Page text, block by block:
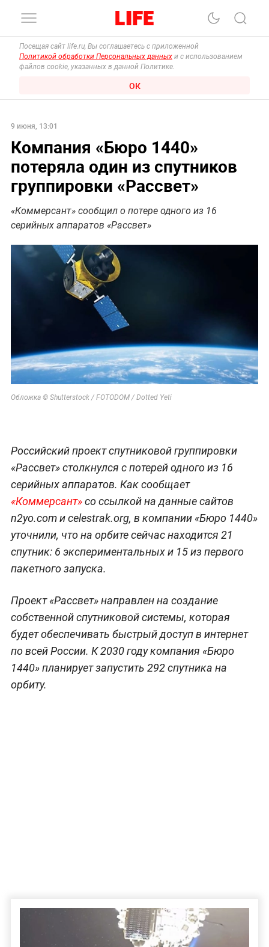
Посещая сайт life.ru, Вы соглашаетесь с приложенной
Политикой обработки Персональных данных и с использованием
файлов cookie, указанных в данной Политике.
ОК
9 июня, 13:01
Компания «Бюро 1440»
потеряла один из спутников
группировки «Рассвет»
«Коммерсант» сообщил о потере одного из 16
серийных аппаратов «Рассвет»
Обложка © Shutterstock / FOTODOM / Dotted Yeti
Российский проект спутниковой группировки
«Рассвет» столкнулся с потерей одного из 16
серийных аппаратов. Как сообщает
«Коммерсант»со ссылкой на данные сайтов
n2yo.com и celestrak.org, в компании «Бюро 1440»
уточнили, что на орбите сейчас находится 21
спутник: 6 экспериментальных и 15 из первого
пакетного запуска.
Проект «Рассвет» направлен на создание
собственной спутниковой системы, которая
будет обеспечивать быстрый доступ в интернет
по всей России. К 2030 году компания «Бюро
1440» планирует запустить 292 спутника на
орбиту.